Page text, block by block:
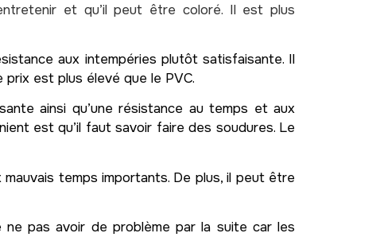
et qu’il peut être coloré. Il est plus
aux intempéries plutôt satisfaisante. Il
est plus élevé que le PVC.
ainsi qu’une résistance au temps et aux
est qu’il faut savoir faire des soudures. Le
temps importants. De plus, il peut être
pas avoir de problème par la suite car les